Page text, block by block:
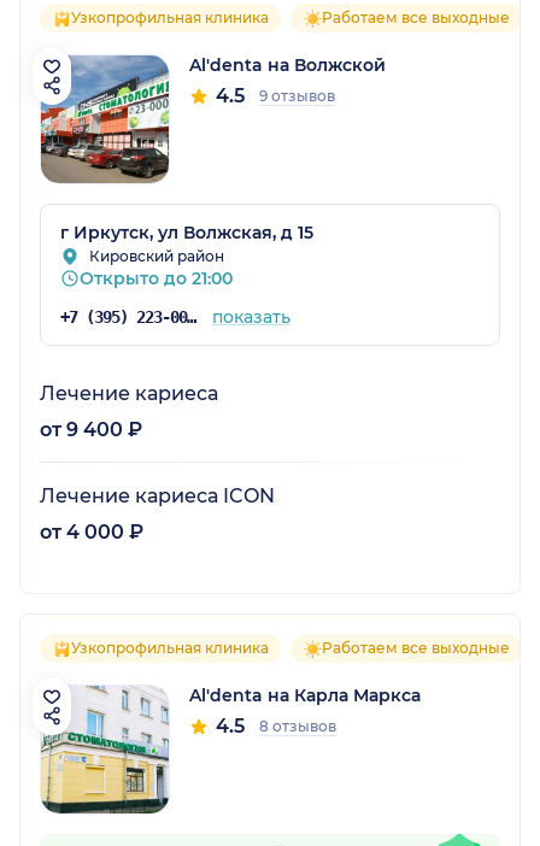
Узкопрофильная клиника Работаем все выходные
Al'denta на Волжской
4.5 9 отзывов
г Иркутск, ул Волжская, д 15
Кировский район
Открыто до 21:00
+7 (395) 223-00-00 показать
Лечение кариеса
от 9 400 ₽
Лечение кариеса ICON
от 4 000 ₽
Узкопрофильная клиника Работаем все выходные
Al'denta на Карла Маркса
4.5 8 отзывов